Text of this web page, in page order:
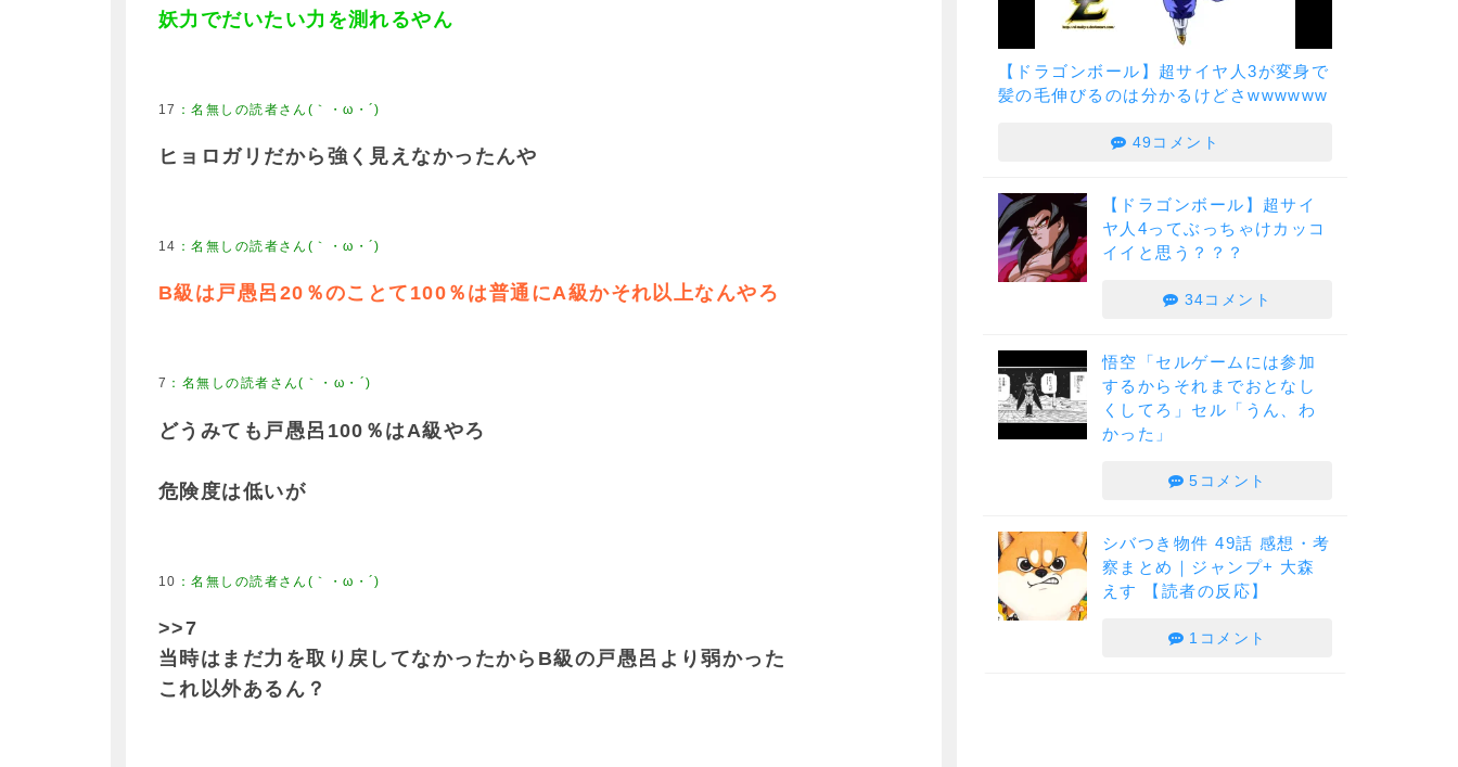
妖力でだいたい力を測れるやん
17
ヒョロガリだから強く見えなかったんや
14
B級は戸愚呂20％のことて100％は普通にA級かそれ以上なんやろ
7
どうみても戸愚呂100％はA級やろ
危険度は低いが
10
>>7
当時はまだ力を取り戻してなかったからB級の戸愚呂より弱かった
これ以外あるん？
【ドラゴンボール】超サイヤ人3が変身で
髪の毛伸びるのは分かるけどさwwwwww
49コメント
【ドラゴンボール】超サイ
ヤ人4ってぶっちゃけカッコ
イイと思う？？？
34コメント
悟空「セルゲームには参加
するからそれまでおとなし
くしてろ」セル「うん、わ
かった」
5コメント
シバつき物件 49話 感想・考
察まとめ｜ジャンプ+ 大森
えす 【読者の反応】
1コメント